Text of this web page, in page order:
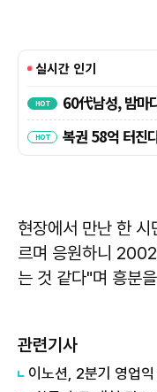
현장에서 만난 한 시
르며 응원하니
는 것 같다"며 흥분
관련기사